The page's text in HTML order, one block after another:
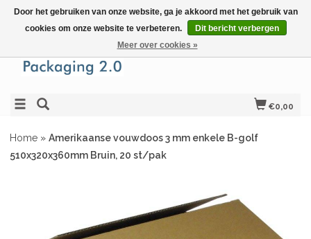
€0,00
Home » Amerikaanse vouwdoos 3 mm enkele B-golf
510x320x360mm Bruin, 20 st/pak
Door het gebruiken van onze website, ga je akkoord met het gebruik van
cookies om onze website te verbeteren.
Dit bericht verbergen
Meer over cookies »